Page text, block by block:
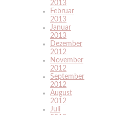
2013
Februar
2013
Januar
2013
Dezember
2012
November
2012
September
2012
August
2012
Juli